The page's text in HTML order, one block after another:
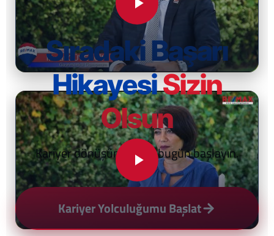
Sıradaki Başarı
HikayesiSizin
Olsun
Kariyer dönüşümünüze bugün başlayın.
Kariyer Yolculuğumu Başlat